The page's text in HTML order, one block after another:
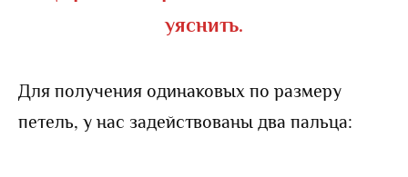
уяснить.
Для получения одинаковых по размеру
петель, у нас задействованы два пальца: